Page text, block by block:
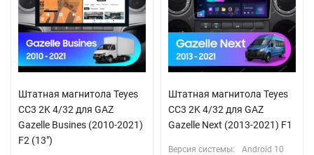
Штатная магнитола Teyes
CC3 2K 4/32 для GAZ
Gazelle Busines (2010-2021)
F2 (13")
Штатная магнитола Teyes
CC3 2K 4/32 для GAZ
Gazelle Next (2013-2021) F1
Версия системы: Android 10